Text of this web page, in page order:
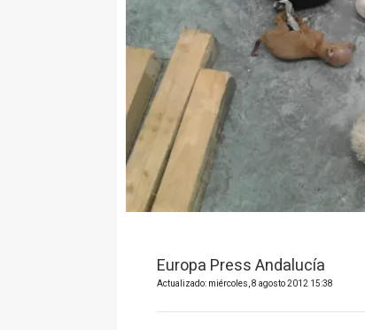
Europa Press Andalucía
Actualizado: miércoles, 8 agosto 2012 15:38